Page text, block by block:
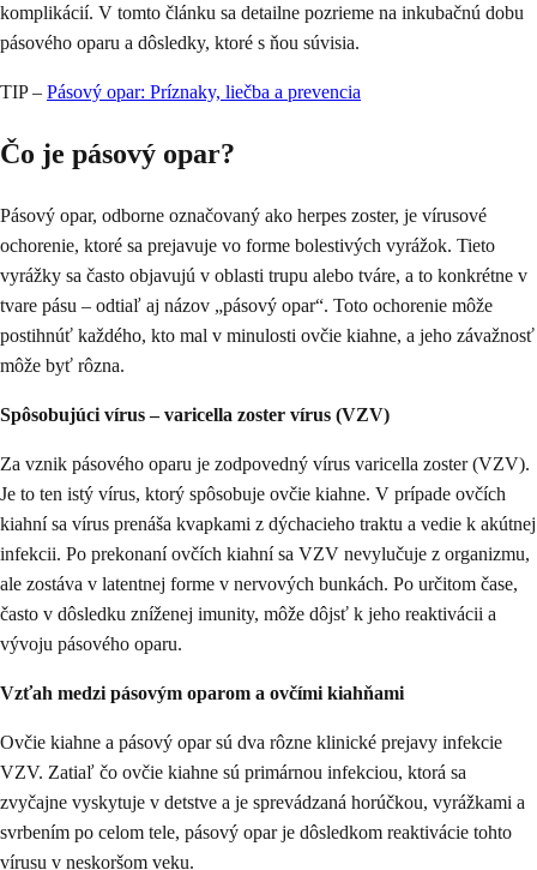
komplikácií. V tomto článku sa detailne pozrieme na inkubačnú dobu
pásového oparu a dôsledky, ktoré s ňou súvisia.
TIP – Pásový opar: Príznaky, liečba a prevencia
Čo je pásový opar?
Pásový opar, odborne označovaný ako herpes zoster, je vírusové
ochorenie, ktoré sa prejavuje vo forme bolestivých vyrážok. Tieto
vyrážky sa často objavujú v oblasti trupu alebo tváre, a to konkrétne v
tvare pásu – odtiaľ aj názov „pásový opar“. Toto ochorenie môže
postihnúť každého, kto mal v minulosti ovčie kiahne, a jeho závažnosť
môže byť rôzna.
Spôsobujúci vírus – varicella zoster vírus (VZV)
Za vznik pásového oparu je zodpovedný vírus varicella zoster (VZV).
Je to ten istý vírus, ktorý spôsobuje ovčie kiahne. V prípade ovčích
kiahní sa vírus prenáša kvapkami z dýchacieho traktu a vedie k akútnej
infekcii. Po prekonaní ovčích kiahní sa VZV nevylučuje z organizmu,
ale zostáva v latentnej forme v nervových bunkách. Po určitom čase,
často v dôsledku zníženej imunity, môže dôjsť k jeho reaktivácii a
vývoju pásového oparu.
Vzťah medzi pásovým oparom a ovčími kiahňami
Ovčie kiahne a pásový opar sú dva rôzne klinické prejavy infekcie
VZV. Zatiaľ čo ovčie kiahne sú primárnou infekciou, ktorá sa
zvyčajne vyskytuje v detstve a je sprevádzaná horúčkou, vyrážkami a
svrbením po celom tele, pásový opar je dôsledkom reaktivácie tohto
vírusu v neskoršom veku.